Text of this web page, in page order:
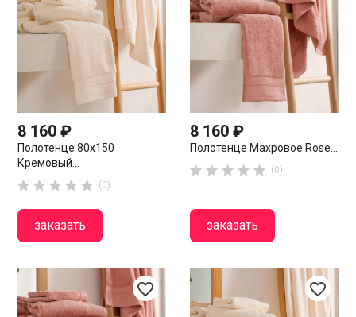
8 160 ₽
Полотенце 80х150
Кремовый...
     (0)
заказать
8 160 ₽
Полотенце Махровое Rose...
     (0)
заказать
favorite_border favorite_border